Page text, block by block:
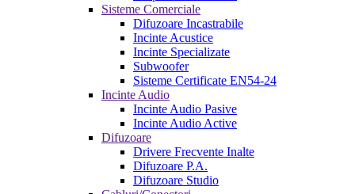
Sisteme Comerciale
Difuzoare Incastrabile
Incinte Acustice
Incinte Specializate
Subwoofer
Sisteme Certificate EN54-24
Incinte Audio
Incinte Audio Pasive
Incinte Audio Active
Difuzoare
Drivere Frecvente Inalte
Difuzoare P.A.
Difuzoare Studio